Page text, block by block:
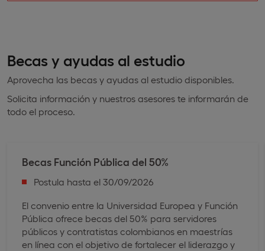
Becas y ayudas al estudio
Aprovecha las becas y ayudas al estudio disponibles.
Solicita información y nuestros asesores te informarán de
todo el proceso.
Becas Función Pública ​del 50%
Postula hasta el 30/09/2026
El convenio entre la Universidad Europea y Función
Pública ofrece becas del 50% para servidores
públicos y contratistas colombianos en maestrías
en línea con el objetivo de fortalecer el liderazgo y